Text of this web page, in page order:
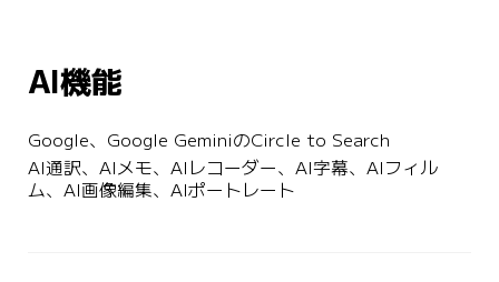
AI機能
Google、Google GeminiのCircle to Search
AI通訳、AIメモ、AIレコーダー、AI字幕、AIフィル
ム、AI画像編集、AIポートレート